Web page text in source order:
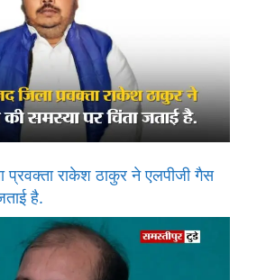
प्रवक्ता राकेश ठाकुर ने एलपीजी गैस
है.